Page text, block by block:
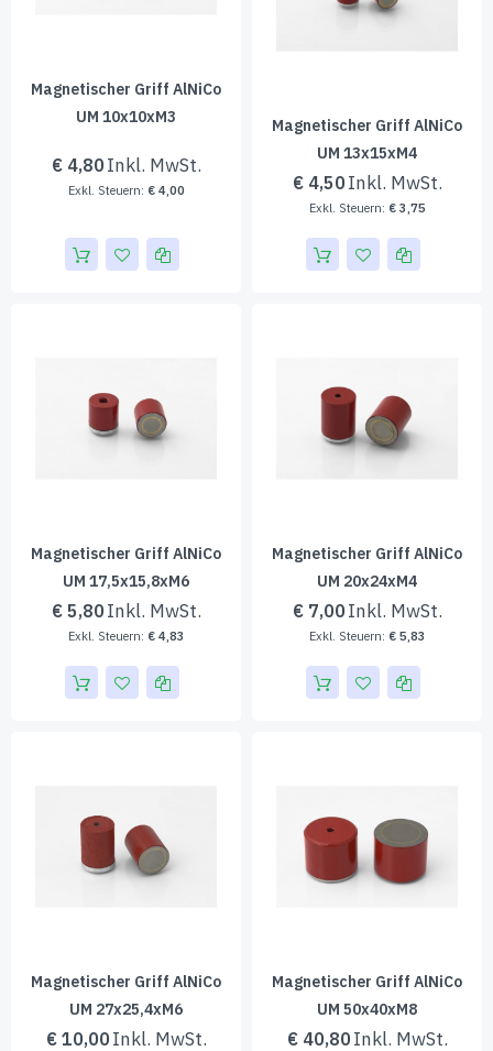
Magnetischer Griff AlNiCo
UM 10x10xM3
€ 4,80
€ 4,00
Magnetischer Griff AlNiCo
UM 13x15xM4
€ 4,50
€ 3,75
Magnetischer Griff AlNiCo
UM 17,5x15,8xM6
€ 5,80
€ 4,83
Magnetischer Griff AlNiCo
UM 20x24xM4
€ 7,00
€ 5,83
Magnetischer Griff AlNiCo
UM 27x25,4xM6
€ 10,00
Magnetischer Griff AlNiCo
UM 50x40xM8
€ 40,80